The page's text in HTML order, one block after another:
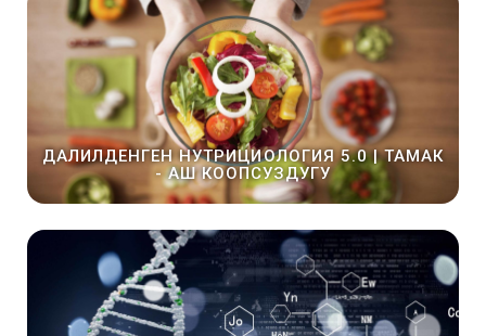
ДАЛИЛДЕНГЕН НУТРИЦИОЛОГИЯ 5.0 | ТАМАК
- АШ КООПСУЗДУГУ